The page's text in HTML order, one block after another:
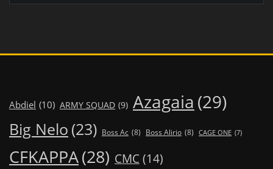
Abdiel (10) ARMY SQUAD (9) Azagaia (29)
Big Nelo (23) Boss Ac (8) Boss Alirio (8) CAGE ONE (7)
CFKAPPA(28) CMC (14)